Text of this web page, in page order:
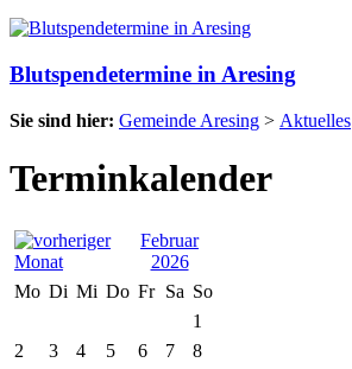
Blutspendetermine in Aresing
Sie sind hier: Gemeinde Aresing > Aktuelles
Terminkalender
Februar
2026
Mo Di Mi Do Fr Sa So
1
2
3 4 5 6 7
8